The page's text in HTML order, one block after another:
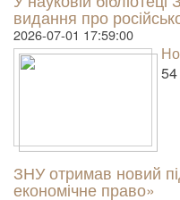
видання про
2026-07-01 17:59:00
54
ЗНУ отримав новий
економічне право»